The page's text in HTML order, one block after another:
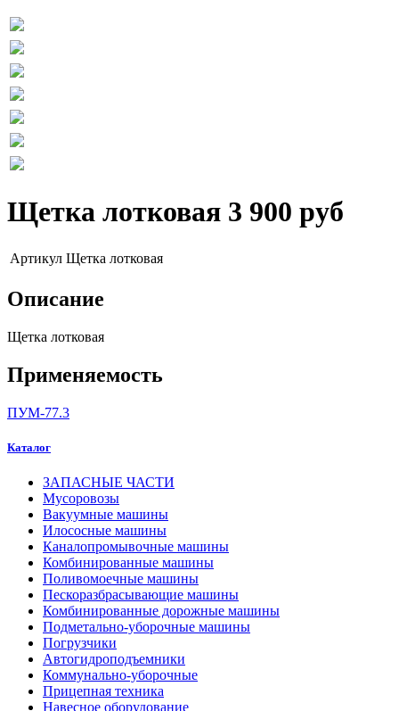
Щетка лотковая 3 900 руб
Артикул Щетка лотковая
Описание
Щетка лотковая
Применяемость
ПУМ-77.3
Каталог
ЗАПАСНЫЕ ЧАСТИ
Мусоровозы
Вакуумные машины
Илососные машины
Каналопромывочные машины
Комбинированные машины
Поливомоечные машины
Пескоразбрасывающие машины
Комбинированные дорожные машины
Подметально-уборочные машины
Погрузчики
Автогидроподъемники
Коммунально-уборочные
Прицепная техника
Навесное оборудование